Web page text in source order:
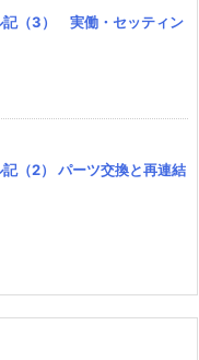
（3） 実働・セッティン
（2） パーツ交換と再連結